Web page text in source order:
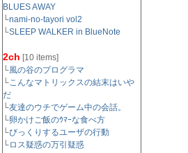
BLUES AWAY
└nami-no-tayori vol2
└SLEEP WALKER in BlueNote
2ch [10 items]
└風の谷のプログラマ
└こんなマトリックスの結末はいや
だ
└友達のウチでゲーム中の会話。
└卵かけご飯のｳﾏｰな食べ方
└びっくりするユーザの行動
└ロス疑惑の万引疑惑